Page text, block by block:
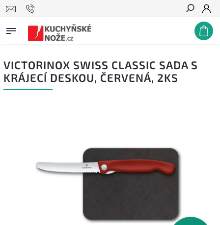
Hledat
VICTORINOX SWISS CLASSIC SADA S
KRÁJECÍ DESKOU, ČERVENÁ, 2KS